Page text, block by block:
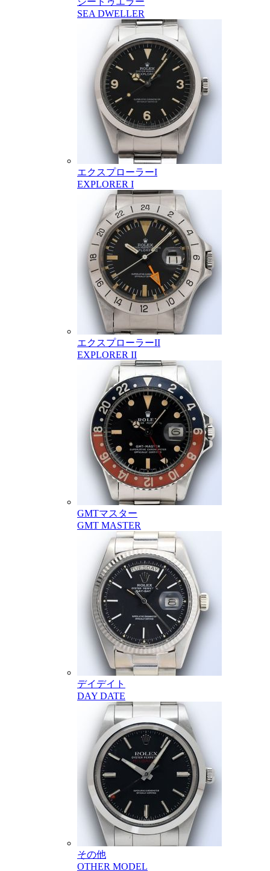
SEA DWELLER
エクスプローラーI
EXPLORER I
エクスプローラーII
EXPLORER II
GMTマスター
GMT MASTER
デイデイト
DAY DATE
その他
OTHER MODEL